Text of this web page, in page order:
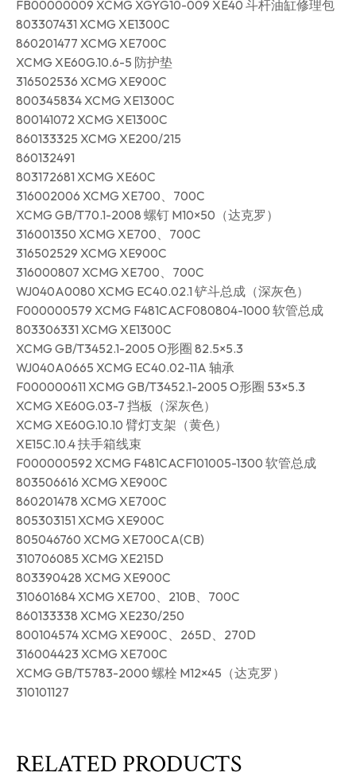
FB00000009 XCMG XGYG10-009 XE40 斗杆油缸修理包
803307431 XCMG XE1300C
860201477 XCMG XE700C
XCMG XE60G.10.6-5 防护垫
316502536 XCMG XE900C
800345834 XCMG XE1300C
800141072 XCMG XE1300C
860133325 XCMG XE200/215
860132491
803172681 XCMG XE60C
316002006 XCMG XE700、700C
XCMG GB/T70.1-2008 螺钉 M10×50（达克罗）
316001350 XCMG XE700、700C
316502529 XCMG XE900C
316000807 XCMG XE700、700C
WJ040A0080 XCMG EC40.02.1 铲斗总成（深灰色）
F000000579 XCMG F481CACF080804-1000 软管总成
803306331 XCMG XE1300C
XCMG GB/T3452.1-2005 O形圈 82.5×5.3
WJ040A0665 XCMG EC40.02-11A 轴承
F000000611 XCMG GB/T3452.1-2005 O形圈 53×5.3
XCMG XE60G.03-7 挡板（深灰色）
XCMG XE60G.10.10 臂灯支架（黄色）
XE15C.10.4 扶手箱线束
F000000592 XCMG F481CACF101005-1300 软管总成
803506616 XCMG XE900C
860201478 XCMG XE700C
805303151 XCMG XE900C
805046760 XCMG XE700CA(CB)
310706085 XCMG XE215D
803390428 XCMG XE900C
310601684 XCMG XE700、210B、700C
860133338 XCMG XE230/250
800104574 XCMG XE900C、265D、270D
316004423 XCMG XE700C
XCMG GB/T5783-2000 螺栓 M12×45（达克罗）
310101127
RELATED PRODUCTS